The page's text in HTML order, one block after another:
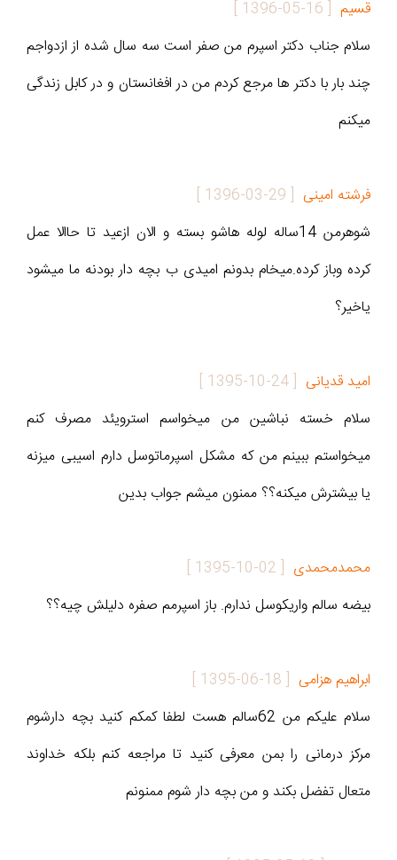
قسیم [
1396-05-16
]
سلام جناب دکتر اسپرم من صفر است سه سال شده از ازدواجم
چند بار با دکتر ها مرجع کردم من در افغانستان و در کابل زندگی
میکنم
فرشته امینی [
1396-03-29
]
شوهرمن 14ساله لوله هاشو بسته و الان ازعید تا حاالا عمل
کرده وباز کرده.میخام بدونم امیدی ب بچه دار بودنه ما میشود
یاخیر؟
امید قدیانی [
1395-10-24
]
سلام خسته نباشین من میخواسم استرویئد مصرف کنم
میخواستم ببینم من که مشکل اسپرماتوسل دارم اسیبی میزنه
یا بیشترش میکنه؟؟ ممنون میشم جواب بدین
محمدمحمدی [
1395-10-02
]
بیضه سالم واریکوسل ندارم. باز اسپرمم صفره دلیلش چیه؟؟
ابراهیم هزامی [
1395-06-18
]
سلام عليكم من 62سالم هست لطفا کمکم کنید بچه دارشوم
مرکز درمانی را بمن معرفی کنید تا مراجعه کنم بلکه خداوند
متعال تفضل بکند و من بچه دار شوم ممنونم